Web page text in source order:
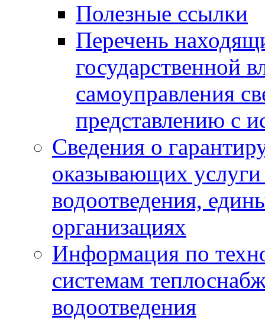
Полезные ссылки
Перечень
государственной
самоуправления
представлению с
Сведения о
оказывающих
водоотведения,
организациях
Информация по
системам
водоотведения